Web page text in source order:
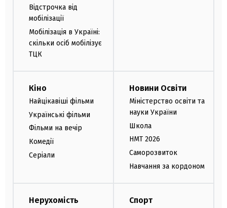
Відстрочка від
мобілізації
Мобілізація в Україні:
скільки осіб мобілізує
ТЦК
Кіно
Найцікавіші фільми
Українські фільми
Фільми на вечір
Комедії
Серіали
Новини Освіти
Міністерство освіти та
науки України
Школа
НМТ 2026
Саморозвиток
Навчання за кордоном
Нерухомість Спорт